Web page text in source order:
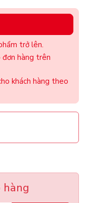
trở lên.
đơn hàng trên
khách hàng theo
hàng